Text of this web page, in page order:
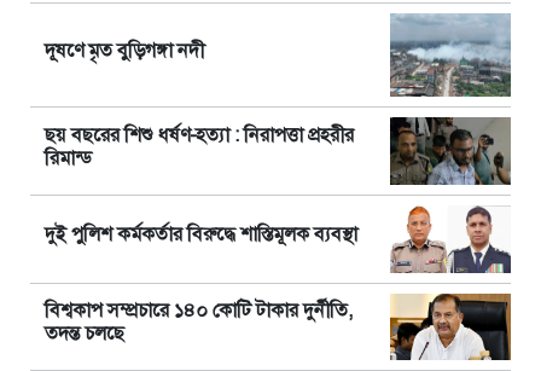
দূষণে মৃত বুড়িগঙ্গা নদী
ছয় বছরের শিশু ধর্ষণ-হত্যা : নিরাপত্তা প্রহরীর
রিমান্ড
দুই পুলিশ কর্মকর্তার বিরুদ্ধে শাস্তিমূলক ব্যবস্থা
বিশ্বকাপ সম্প্রচারে ১৪০ কোটি টাকার দুর্নীতি,
তদন্ত চলছে